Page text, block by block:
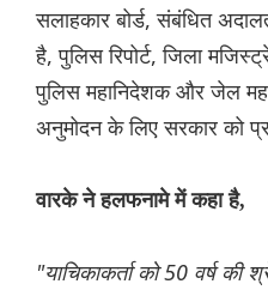
सलाहकार बोर्ड, संबंधित
है, पुलिस रिपोर्ट, जिला
पुलिस महानिदेशक और जेल
अनुमोदन के लिए सरकार को
वारके ने हलफनामे में कहा है,
"याचिकाकर्ता को 50 वर्ष